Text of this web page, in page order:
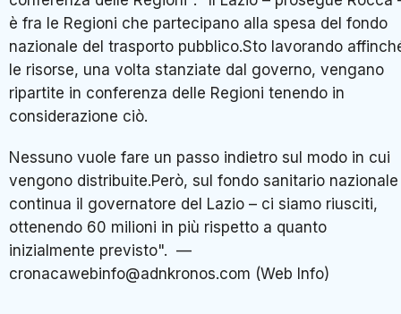
è fra le Regioni che partecipano alla spesa del fondo
nazionale del trasporto pubblico.Sto lavorando
le risorse, una volta stanziate dal governo, vengano
ripartite in conferenza delle Regioni tenendo in
considerazione ciò.
Nessuno vuole fare un passo indietro sul modo in cui
vengono distribuite.Però, sul fondo sanitario nazionale
continua il governatore del Lazio – ci siamo riusciti,
ottenendo 60 milioni in più rispetto a quanto
inizialmente previsto". —
cronacawebinfo@adnkronos.com (Web Info)